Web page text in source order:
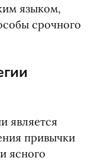
языком,
срочного
является
привычки
ясного